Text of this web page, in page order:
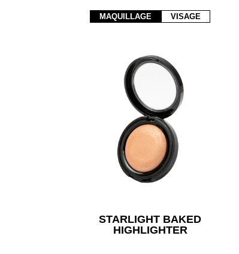
CONTOURNAGE
MAQUILLAGE VISAGE
STARLIGHT BAKED
HIGHLIGHTER